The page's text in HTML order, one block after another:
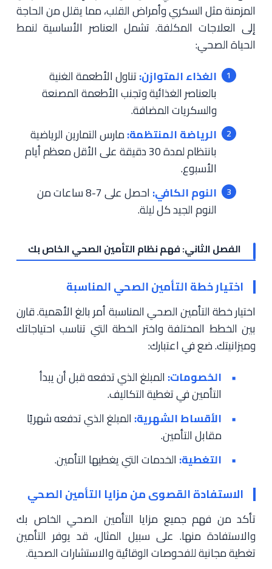
المزمنة مثل السكري وأمراض القلب، مما يقلل من الحاجة
إلى العلاجات المكلفة. تشمل العناصر الأساسية لنمط
الحياة الصحي:
الغذاء المتوازن:تناول الأطعمة الغنية
بالعناصر الغذائية وتجنب الأطعمة المصنعة
والسكريات المضافة.
الرياضة المنتظمة:مارس التمارين الرياضية
بانتظام لمدة 30 دقيقة على الأقل معظم أيام
الأسبوع.
النوم الكافي:
احصل على 7-8 ساعات من
النوم الجيد كل ليلة.
الفصل الثاني: فهم نظام التأمين الصحي الخاص بك
اختيار خطة التأمين الصحي المناسبة
اختيار خطة التأمين الصحي المناسبة أمر بالغ الأهمية. قارن
بين الخطط المختلفة واختر الخطة التي تناسب احتياجاتك
وميزانيتك. ضع في اعتبارك:
الخصومات: المبلغ الذي تدفعه قبل أن يبدأ
التأمين في تغطية التكاليف.
الأقساط الشهرية: المبلغ الذي تدفعه شهريًا
مقابل التأمين.
التغطية: الخدمات التي يغطيها التأمين.
الاستفادة القصوى من مزايا التأمين الصحي
تأكد من فهم جميع مزايا التأمين الصحي الخاص بك
والاستفادة منها. على سبيل المثال، قد يوفر التأمين
تغطية مجانية للفحوصات الوقائية والاستشارات الصحية.